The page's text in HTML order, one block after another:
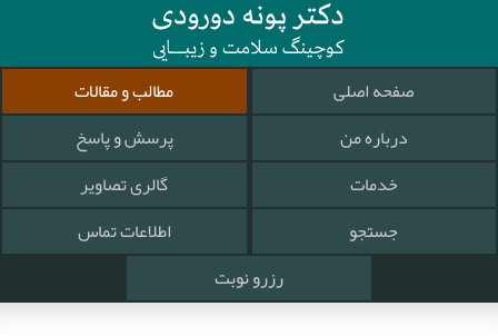
صفحه اصلی
مطالب و مقالات
درباره من
پرسش و پاسخ
خدمات
گالری تصاویر
جستجو
اطلاعات تماس
رزرو نوبت